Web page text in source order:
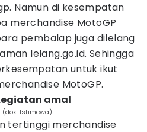
Namun di kesempatan
merchandise MotoGP
pembalap juga dilelang
lelang.go.id. Sehingga
untuk ikut
MotoGP.
amal
(dok. Istimewa)
tertinggi merchandise